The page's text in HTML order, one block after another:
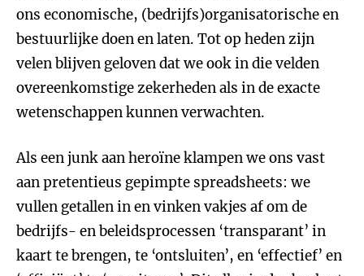
ons economische, (bedrijfs)orga­nisatorische en
bestuurlijke doen en laten. Tot op heden zijn
velen blijven geloven dat we ook in die velden
overeenkomstige zekerheden als in de exacte
wetenschappen kunnen verwachten.
Als een junk aan heroïne klampen we ons vast
aan pretentieus gepimpte spreadsheets: we
vullen getallen in en vinken vakjes af om de
bedrijfs- en beleidsprocessen ‘transparant’ in
kaart te brengen, te ‘ontsluiten’, en ‘effectief’ en